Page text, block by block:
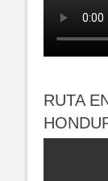
RUTA